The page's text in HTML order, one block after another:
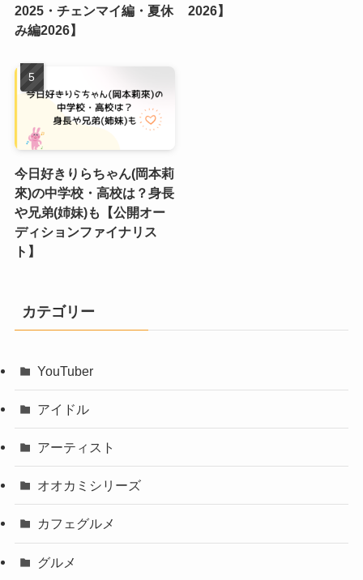
2025・チェンマイ編・夏休
み編2026】
2026】
今日好きりらちゃん(岡本莉
來)の中学校・高校は？身長
や兄弟(姉妹)も【公開オー
ディションファイナリス
ト】
カテゴリー
YouTuber
アイドル
アーティスト
オオカミシリーズ
カフェグルメ
グルメ